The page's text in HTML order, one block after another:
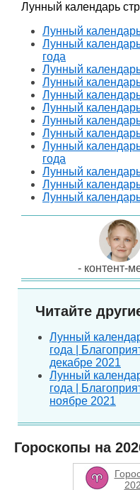
Лунный календарь
Лунный
Лунный
года
Лунный
Лунный
Лунный
Лунный
Лунный
Лунный
Лунный
года
Лунный
Лунный
Лунный
- контент-
Читайте
Лунный
года |
декабре 2021
Лунный
года |
ноябре 2021
Гороскопы на